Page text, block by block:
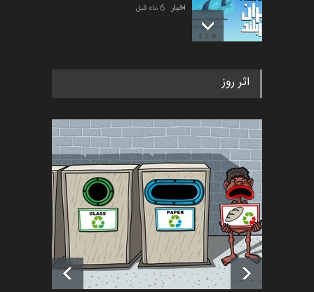
اخبار 6 ماه قبل
فراخوان رویداد کارگاهی کارتون و
اخبار 6 ماه قبل
تسلیت به همکار | سهراب خیری
اخبار 6 ماه قبل
آغاز دوره‌های تخصصی فصل
تابستان 1405 خانه کاریکات…
اخبار حدود یک ماه قبل
اثر روز